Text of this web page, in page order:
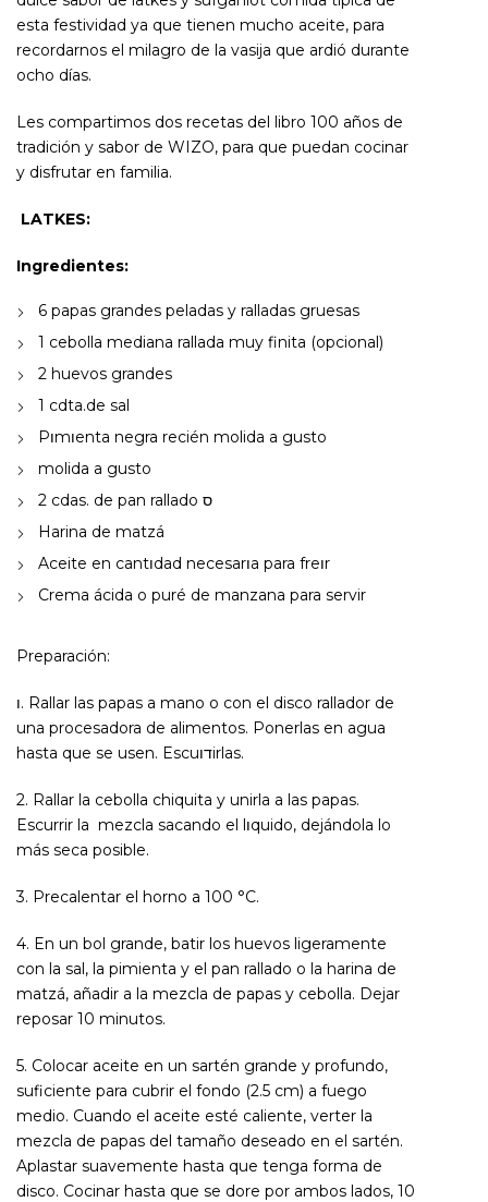
esta festividad ya que tienen mucho aceite, para
recordarnos el milagro de la vasija que ardió durante
ocho días.
Les compartimos dos recetas del libro 100 años de
tradición y sabor de WIZO, para que puedan cocinar
y disfrutar en familia.
LATKES:
Ingredientes:
6 papas grandes peladas y ralladas gruesas
1 cebolla mediana rallada muy finita (opcional)
2 huevos grandes
1 cdta.de sal
Pוmוenta negra recién molida a gusto
molida a gusto
2 cdas. de pan rallado ס
Harina de matzá
Aceite en cantוdad necesarוa para freוr
Crema ácida o puré de manzana para servir
Preparación:
ו. Rallar las papas a mano o con el disco rallador de
una procesadora de alimentos. Ponerlas en agua
hasta que se usen. Escuדוirlas.
2. Rallar la cebolla chiquita y unirla a las papas.
Escurrir la mezcla sacando el lוquido, dejándola lo
más seca posible.
3. Precalentar el horno a 100 °C.
4. En un bol grande, batir los huevos ligeramente
con la sal, la pimienta y el pan rallado o la harina de
matzá, añadir a la mezcla de papas y cebolla. Dejar
reposar 10 minutos.
5. Colocar aceite en un sartén grande y profundo,
suficiente para cubrir el fondo (2.5 cm) a fuego
medio. Cuando el aceite esté caliente, verter la
mezcla de papas del tamaño deseado en el sartén.
Aplastar suavemente hasta que tenga forma de
disco. Cocinar hasta que se dore por ambos lados, 10